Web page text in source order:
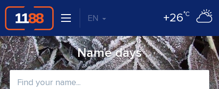
EN +26°C
Name days